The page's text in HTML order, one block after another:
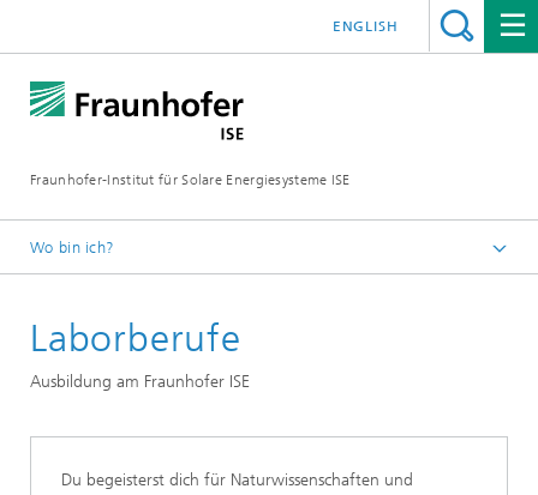
Fraunhofer-Institut für Solare Energiesysteme ISE
ENGLISH
Wo bin ich?
Studium | Jobs | Karriere
Laborberufe
Ausbildung am Fraunhofer ISE
Du begeisterst dich für Naturwissenschaften und